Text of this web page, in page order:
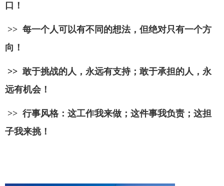
口！
>> 每一个人可以有不同的想法，但绝对只有一个方
向！
>> 敢于挑战的人，永远有支持；敢于承担的人，永
远有机会！
>> 行事风格：这工作我来做；这件事我负责；这担
子我来挑！